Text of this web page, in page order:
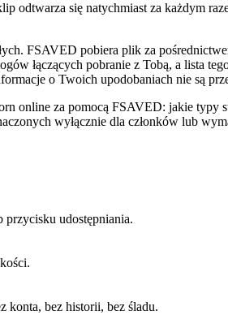
odtwarza się natychmiast za każdym
FSAVED pobiera plik za
łączących pobranie z Tobą, a lista
o Twoich upodobaniach nie są
online za pomocą FSAVED: jakie typy
wyłącznie dla członków lub
udostępniania.
konta, bez historii, bez śladu.